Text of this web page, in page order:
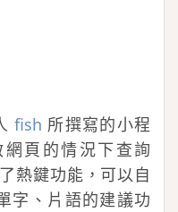
fish 所撰寫的小程
頁的情況下查詢
熱鍵功能，可以自
字、片語的建議功